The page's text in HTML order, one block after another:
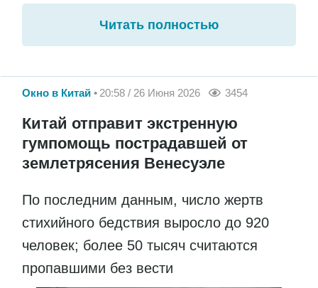
Читать полностью
Окно в Китай 20:58 / 26 Июня 2026 3454
Китай отправит экстренную
гумпомощь пострадавшей от
землетрясения Венесуэле
По последним данным, число жертв
стихийного бедствия выросло до 920
человек; более 50 тысяч считаются
пропавшими без вести